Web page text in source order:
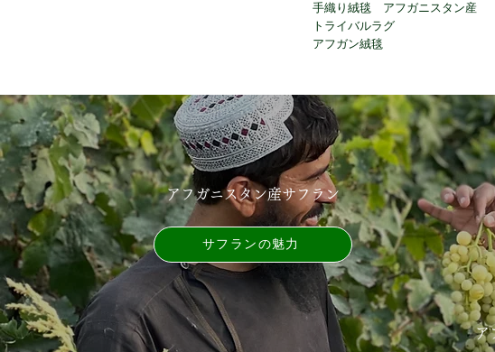
手織り絨毯 アフガニスタン産
トライバルラグ
アフガン絨毯
アフガニスタン産サフラン
サフランの魅力
ア